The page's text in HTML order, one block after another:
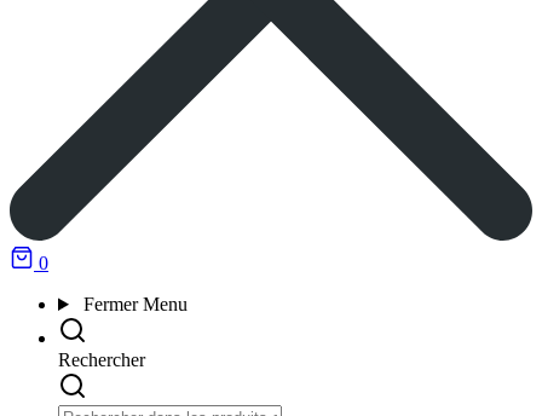
0
Fermer Menu
Rechercher